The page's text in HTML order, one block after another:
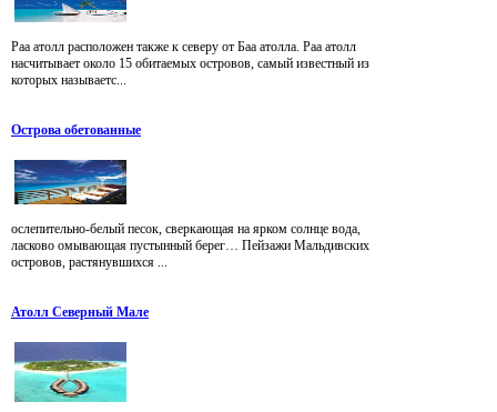
Раа атолл расположен также к северу от Баа атолла. Раа атолл
насчитывает около 15 обитаемых островов, самый известный из
которых называетс...
Острова обетованные
ослепительно-белый песок, сверкающая на ярком солнце вода,
ласково омывающая пустынный берег… Пейзажи Мальдивских
островов, растянувшихся ...
Атолл Северный Мале